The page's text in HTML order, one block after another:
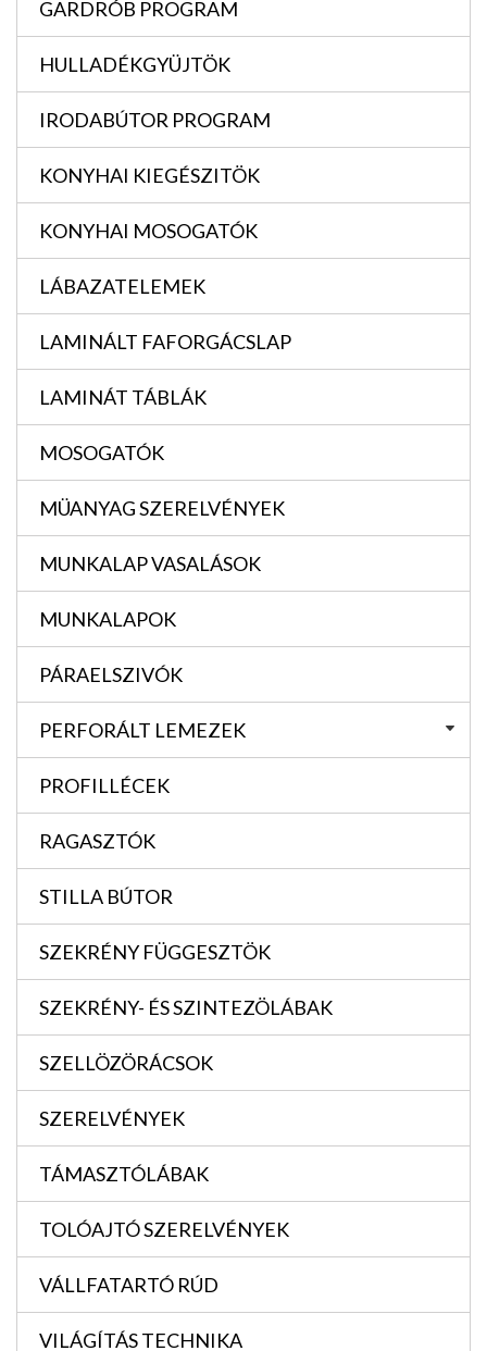
GARDRÓB PROGRAM
HULLADÉKGYÜJTÖK
IRODABÚTOR PROGRAM
KONYHAI KIEGÉSZITÖK
KONYHAI MOSOGATÓK
LÁBAZATELEMEK
LAMINÁLT FAFORGÁCSLAP
LAMINÁT TÁBLÁK
MOSOGATÓK
MÜANYAG SZERELVÉNYEK
MUNKALAP VASALÁSOK
MUNKALAPOK
PÁRAELSZIVÓK
PERFORÁLT LEMEZEK
PROFILLÉCEK
RAGASZTÓK
STILLA BÚTOR
SZEKRÉNY FÜGGESZTÖK
SZEKRÉNY- ÉS SZINTEZÖLÁBAK
SZELLÖZÖRÁCSOK
SZERELVÉNYEK
TÁMASZTÓLÁBAK
TOLÓAJTÓ SZERELVÉNYEK
VÁLLFATARTÓ RÚD
VILÁGÍTÁS TECHNIKA